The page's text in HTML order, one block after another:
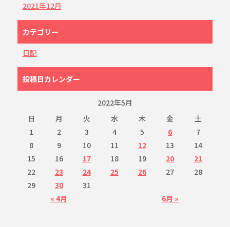
2021年12月
カテゴリー
日記
投稿日カレンダー
2022年5月
日
月 火 水 木 金 土
« 4月 6月 »
1 2 3 4 5 6
7
8
9 10 11 12 13
14
15
16 17 18 19 20
21
22
23 24 25 26 27
28
29
30 31